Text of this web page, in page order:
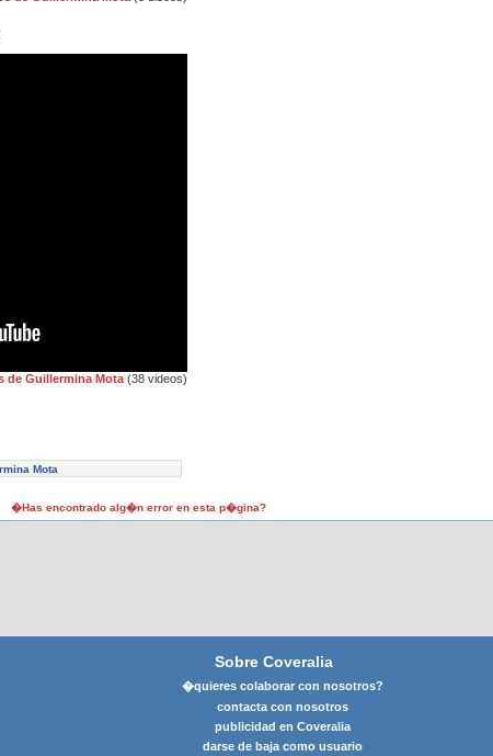
de Guillermina Mota (38 videos)
Mota
�Has encontrado alg�n error en esta p�gina?
Sobre Coveralia
�quieres colaborar con nosotros?
contacta con nosotros
publicidad en Coveralia
darse de baja como usuario